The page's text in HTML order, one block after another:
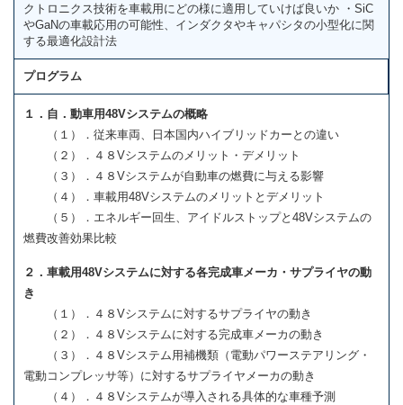
クトロニクス技術を車載用にどの様に適用していけば良いか ・SiC
やGaNの車載応用の可能性、インダクタやキャパシタの小型化に関
する最適化設計法
プログラム
１．自．動車用48Vシステムの概略
（１）．従来車両、日本国内ハイブリッドカーとの違い
（２）．４８Vシステムのメリット・デメリット
（３）．４８Vシステムが自動車の燃費に与える影響
（４）．車載用48Vシステムのメリットとデメリット
（５）．エネルギー回生、アイドルストップと48Vシステムの
燃費改善効果比較
２．車載用48Vシステムに対する各完成車メーカ・サプライヤの動
き
（１）．４８Vシステムに対するサプライヤの動き
（２）．４８Vシステムに対する完成車メーカの動き
（３）．４８Vシステム用補機類（電動パワーステアリング・
電動コンプレッサ等）に対するサプライヤメーカの動き
（４）．４８Vシステムが導入される具体的な車種予測